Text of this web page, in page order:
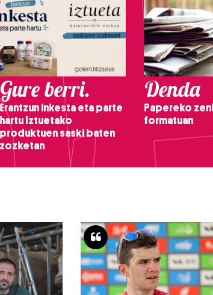
Gure berri.
Erantzun inkesta eta parte
hartu Iztuetako
produktuen saski baten
zozketan
Denda
Papereko
formatuan